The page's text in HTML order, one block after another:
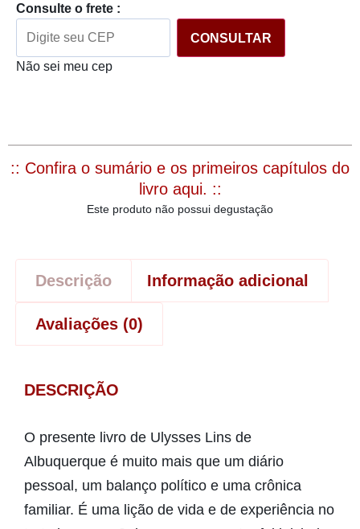
Consulte o frete :
CONSULTAR
Não sei meu cep
:: Confira o sumário e os primeiros capítulos do
livro aqui. ::
Este produto não possui degustação
Descrição Informação adicional
Avaliações (0)
DESCRIÇÃO
O presente livro de Ulysses Lins de
Albuquerque é muito mais que um diário
pessoal, um balanço político e uma crônica
familiar. É uma lição de vida e de experiência no